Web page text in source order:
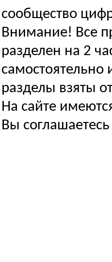
сообщество
Внимание! Все
разделен на 2
самостоятельно
разделы взяты
На сайте
Вы